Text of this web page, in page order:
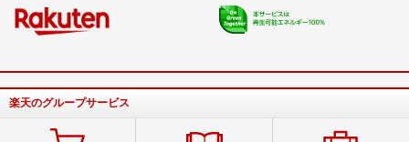
楽天のグループサービス